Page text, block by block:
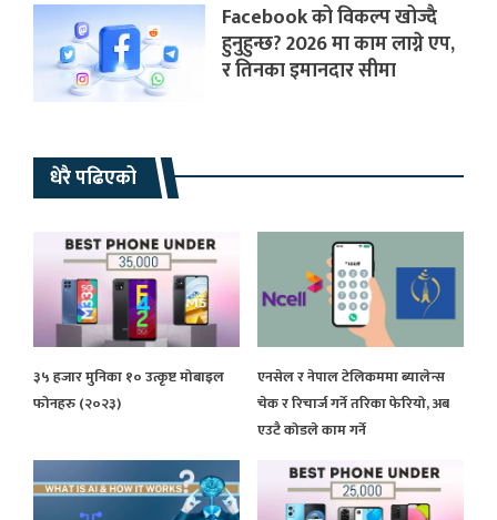
Facebook को विकल्प खोज्दै
हुनुहुन्छ? 2026 मा काम लाग्ने एप,
र तिनका इमानदार सीमा
धेरै पढिएको
३५ हजार मुनिका १० उत्कृष्ट मोबाइल
फोनहरु (२०२३)
एनसेल र नेपाल टेलिकममा ब्यालेन्स
चेक र रिचार्ज गर्ने तरिका फेरियो, अब
एउटै कोडले काम गर्ने